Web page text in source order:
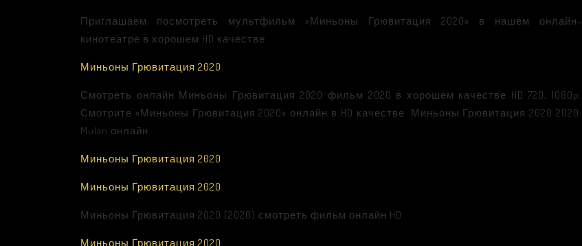
Приглашаем посмотреть мультфильм «Миньоны Грювитация 2020» в нашем онлайн-
кинотеатре в хорошем HD качестве.
Миньоны Грювитация 2020
Смотреть онлайн Миньоны Грювитация 2020 фильм 2020 в хорошем качестве HD 720, 1080p.
Смотрите «Миньоны Грювитация 2020» онлайн в HD качестве. Миньоны Грювитация 2020 2020.
Mulan онлайн.
Миньоны Грювитация 2020
Миньоны Грювитация 2020
Миньоны Грювитация 2020 (2020) смотреть фильм онлайн HD
Миньоны Грювитация 2020